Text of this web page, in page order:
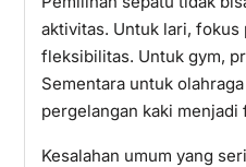
aktivitas. Untuk lari, fokus
fleksibilitas. Untuk gym,
Sementara untuk
pergelangan kaki menjadi
Kesalahan umum yang